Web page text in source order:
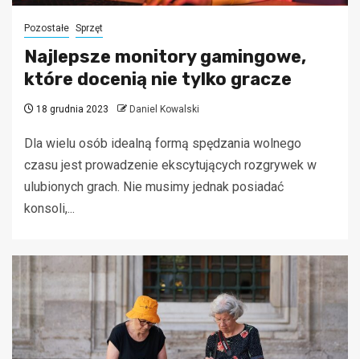
Pozostałe Sprzęt
Najlepsze monitory gamingowe,
które docenią nie tylko gracze
18 grudnia 2023 Daniel Kowalski
Dla wielu osób idealną formą spędzania wolnego
czasu jest prowadzenie ekscytujących rozgrywek w
ulubionych grach. Nie musimy jednak posiadać
konsoli,...